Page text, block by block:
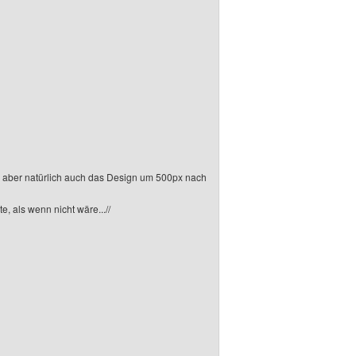
natürlich auch das Design um 500px nach
als wenn nicht wäre...//